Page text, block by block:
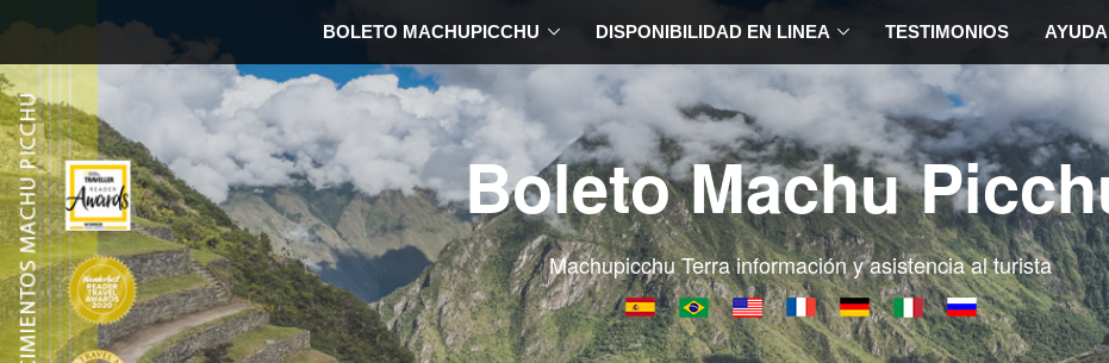
BOLETO MACHUPICCHU DISPONIBILIDAD EN LINEA TESTIMONIOS AYUDA
Boleto Machu
Machupicchu Terra información y asistencia al turista